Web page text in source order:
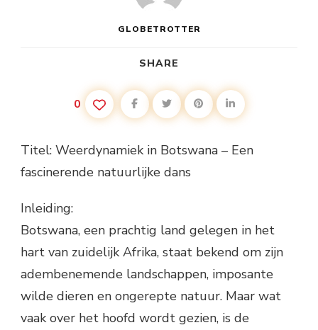
GLOBETROTTER
SHARE
0
Titel: Weerdynamiek in Botswana – Een
fascinerende natuurlijke dans
Inleiding:
Botswana, een prachtig land gelegen in het
hart van zuidelijk Afrika, staat bekend om zijn
adembenemende landschappen, imposante
wilde dieren en ongerepte natuur. Maar wat
vaak over het hoofd wordt gezien, is de